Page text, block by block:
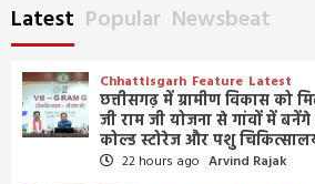
Latest Popular Newsbeat
Chhattisgarh Feature Latest
छत्तीसगढ़ में ग्रामीण विकास को
जी राम जी योजना से गांवों में
कोल्ड स्टोरेज और पशु
22 hours ago Arvind Rajak